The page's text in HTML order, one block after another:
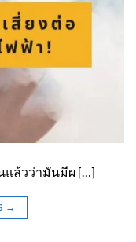
แล้วว่ามันมีผ […]
→